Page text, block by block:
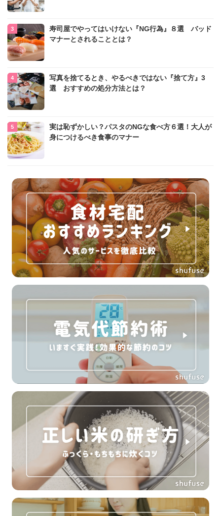
寿司屋でやってはいけない『NG行為』８選 バッド
マナーとされることとは？
写真を捨てるとき、やるべきではない『捨て方』3
選 おすすめの処分方法とは？
実は恥ずかしい？パスタのNGな食べ方６選！大人が
身につけるべき食事のマナー